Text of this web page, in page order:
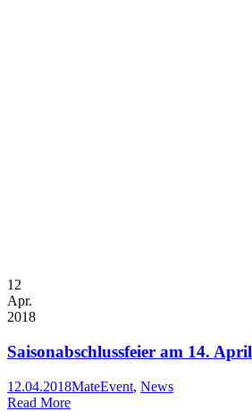
12
Apr.
2018
Saisonabschlussfeier am 14. April
12.04.2018MateEvent, News
Read More